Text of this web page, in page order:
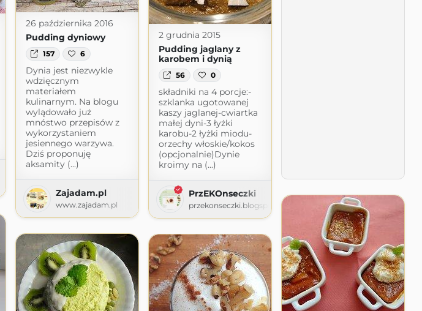
26 października 2016
Pudding dyniowy
157 6
Dynia jest niezwykle
wdzięcznym
materiałem
kulinarnym. Na blogu
wylądowało już
mnóstwo przepisów z
wykorzystaniem
jesiennego warzywa.
Dziś proponuję
aksamity (...)
Zajadam.pl
www.zajadam.pl
2 grudnia 2015
Pudding jaglany z
karobem i dynią
56 0
składniki na 4 porcje:-
szklanka ugotowanej
kaszy jaglanej-cwiartka
małej dyni-3 łyżki
karobu-2 łyżki miodu-
orzechy włoskie/kokos
(opcjonalnie)Dynie
kroimy na (...)
PrzEKOnseczki
przekonseczki.blogspot.com